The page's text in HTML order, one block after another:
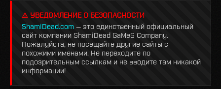
⚠ УВЕДОМЛЕНИЕ О БЕЗОПАСНОСТИ
ShamiDead.com — это единственный официальный
сайт компании ShamiDead GaMeS Company.
Пожалуйста, не посещайте другие сайты с
похожими именами. Не переходите по
подозрительным ссылкам и не вводите там никакой
информации!